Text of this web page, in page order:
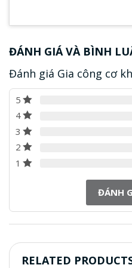
ĐÁNH GIÁ VÀ BÌNH
Đánh giá Gia công cơ
5
4
3
2
1
ĐÁNH
RELATED